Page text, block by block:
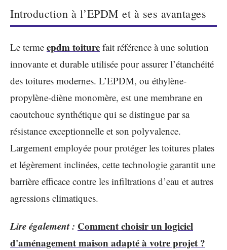
Introduction à l’EPDM et à ses avantages
Le terme epdm toiture fait référence à une solution
innovante et durable utilisée pour assurer l’étanchéité
des toitures modernes. L’EPDM, ou éthylène-
propylène-diène monomère, est une membrane en
caoutchouc synthétique qui se distingue par sa
résistance exceptionnelle et son polyvalence.
Largement employée pour protéger les toitures plates
et légèrement inclinées, cette technologie garantit une
barrière efficace contre les infiltrations d’eau et autres
agressions climatiques.
Lire également : Comment choisir un logiciel
d'aménagement maison adapté à votre projet ?